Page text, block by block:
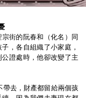
街的阮春和（化名）同
，各自組織了小家庭，
證處時，他卻改變了主
帶去，財產都留給兩個孩